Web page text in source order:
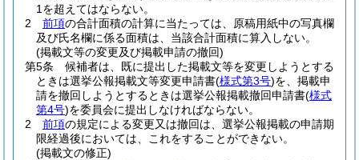
1を超えてはならない。
2
前項の合計面積の計算に当たっては、原稿用紙中の写真欄
及び氏名欄に係る面積は、当該合計面積に算入しない。
(掲載文等の変更及び掲載申請の撤回)
第5条
候補者は、既に提出した掲載文等を変更しようとする
ときは選挙公報掲載文等変更申請書(様式第3号)を、掲載申
請を撤回しようとするときは選挙公報掲載撤回申請書(様式
第4号)を委員会に提出しなければならない。
2
前項の規定による変更又は撤回は、選挙公報掲載の申請期
限経過後においては、これをすることができない。
(掲載文の修正)